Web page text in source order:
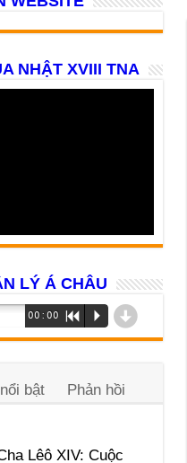
NHẬT XVIII TNA
LÝ Á CHÂU
00:00 R P d
bật Phản hồi
Lêô XIV: Cuộc